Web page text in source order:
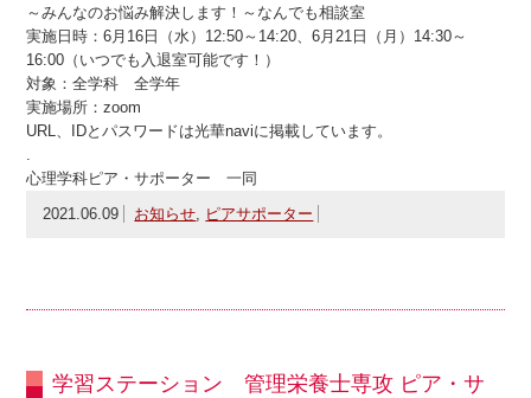
～みんなのお悩み解決します！～なんでも相談室
実施日時：6月16日（水）12:50～14:20、6月21日（月）14:30～
16:00（いつでも入退室可能です！）
対象：全学科 全学年
実施場所：zoom
URL、IDとパスワードは光華naviに掲載しています。
.
心理学科ピア・サポーター 一同
2021.06.09
お知らせ, ピアサポーター
学習ステーション 管理栄養士専攻 ピア・サ